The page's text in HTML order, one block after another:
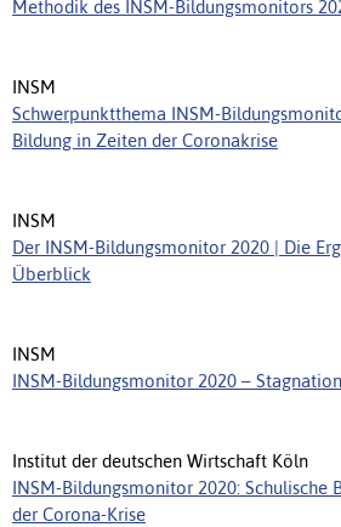
Methodik des INSM-Bildungsmonitors
INSM
Schwerpunktthema INSM-
Bildung in Zeiten der Coronakrise
INSM
Der INSM-Bildungsmonitor 2020 | Die
Überblick
INSM
INSM-Bildungsmonitor 2020 –
Institut der deutschen Wirtschaft Köln
INSM-Bildungsmonitor 2020: Schulische
der Corona-Krise